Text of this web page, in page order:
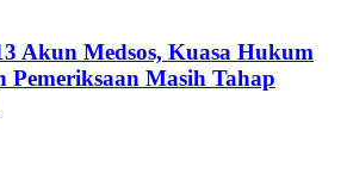
Akun Medsos, Kuasa Hukum
Pemeriksaan Masih Tahap